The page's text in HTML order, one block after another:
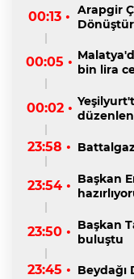
00:13 • Arapgir
00:05 • bin lira
00:02 •
23:58 •
23:54 • Başkan
23:50 • Başkan
buluştu
23:45 • Beydağı